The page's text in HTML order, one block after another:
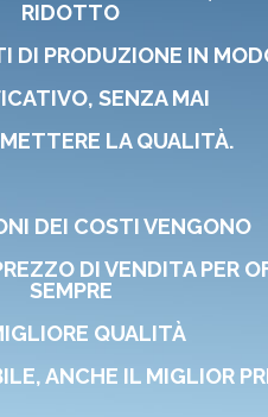
RIDOTTO
DI PRODUZIONE IN
SENZA MAI
LA QUALITÀ.
DEI COSTI VENGONO
DI VENDITA PER
SEMPRE
QUALITÀ
ANCHE IL MIGLIOR